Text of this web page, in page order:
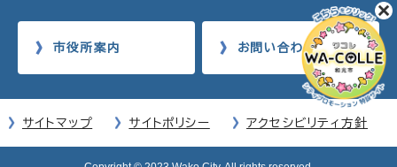
市役所案内 お問い合わせ
サイトマップ サイトポリシー アクセシビリティ方針